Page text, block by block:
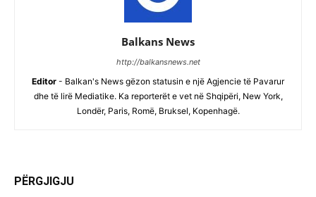
Balkans News
http://balkansnews.net
Editor - Balkan's News gëzon statusin e një Agjencie të Pavarur
dhe të lirë Mediatike. Ka reporterët e vet në Shqipëri, New York,
Londër, Paris, Romë, Bruksel, Kopenhagë.
PËRGJIGJU